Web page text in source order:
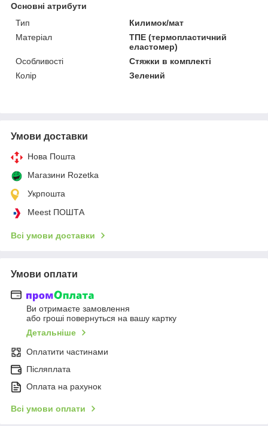
Основні атрибути
Тип
Килимок/мат
Матеріал
ТПЕ (термопластичний
еластомер)
Особливості
Стяжки в комплекті
Колір
Зелений
Умови доставки
Нова Пошта
Магазини Rozetka
Укрпошта
Meest ПОШТА
Всі умови доставки
Умови оплати
Ви отримаєте замовлення
або гроші повернуться на вашу картку
Детальніше
Оплатити частинами
Післяплата
Оплата на рахунок
Всі умови оплати